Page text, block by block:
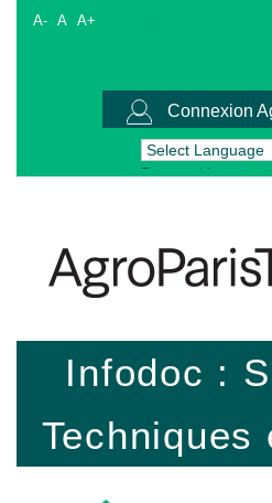
A- A A+
Connexion
Powered by
Infodoc :
Techniques